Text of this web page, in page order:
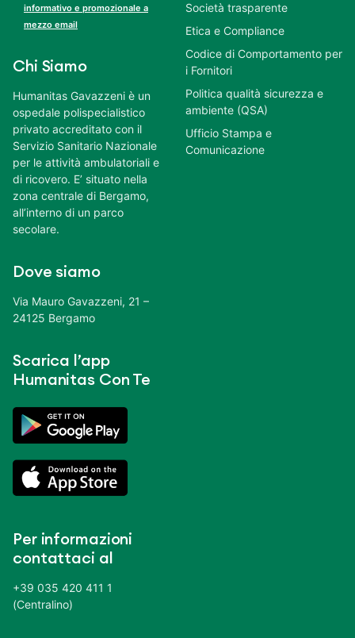
informativo e promozionale a
mezzo email
Chi Siamo
Humanitas Gavazzeni è un
ospedale polispecialistico
privato accreditato con il
Servizio Sanitario Nazionale
per le attività ambulatoriali e
di ricovero. E’ situato nella
zona centrale di Bergamo,
all’interno di un parco
secolare.
Dove siamo
Via Mauro Gavazzeni, 21 –
24125 Bergamo
Scarica l’app
Humanitas Con Te
Per informazioni
contattaci al
+39 035 420 411 1
(Centralino)
Società trasparente
Etica e Compliance
Codice di Comportamento per
i Fornitori
Politica qualità sicurezza e
ambiente (QSA)
Ufficio Stampa e
Comunicazione